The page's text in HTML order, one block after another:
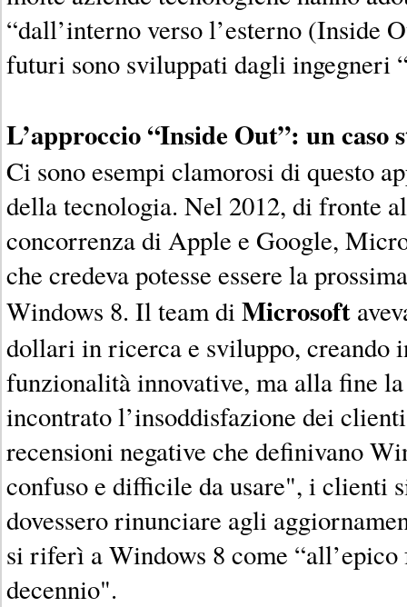
“dall’interno verso l’esterno (Inside
futuri sono sviluppati dagli ingegneri
L’approccio “Inside Out”: un caso
Ci sono esempi clamorosi di questo
della tecnologia. Nel 2012, di fronte
concorrenza di Apple e Google,
che credeva potesse essere la
Windows 8. Il team diMicrosoft
dollari in ricerca e sviluppo, creando
funzionalità innovative, ma alla fine
incontrato l’insoddisfazione dei
recensioni negative che definivano
confuso e difficile da usare", i clienti
dovessero rinunciare agli
si riferì a Windows 8 come
decennio".